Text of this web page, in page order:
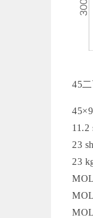
45
11.2
23
23